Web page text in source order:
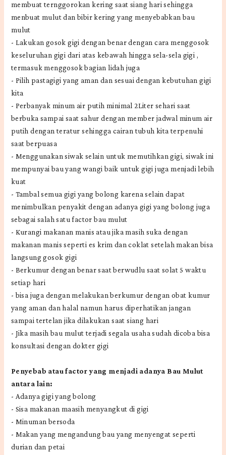
membuat ternggorokan kering saat siang hari sehingga
menbuat mulut dan bibir kering yang menyebabkan bau
mulut
- Lakukan gosok gigi dengan benar dengan cara menggosok
keseluruhan gigi dari atas kebawah hingga sela-sela gigi ,
termasuk menggosok bagian lidah juga
- Pilih pastagigi yang aman dan sesuai dengan kebutuhan gigi
kita
- Perbanyak minum air putih minimal 2Liter sehari saat
berbuka sampai saat sahur dengan member jadwal minum air
putih dengan teratur sehingga cairan tubuh kita terpenuhi
saat berpuasa
- Menggunakan siwak selain untuk memutihkan gigi, siwak ini
mempunyai bau yang wangi baik untuk gigi juga menjadi lebih
kuat
- Tambal semua gigi yang bolong karena selain dapat
menimbulkan penyakit dengan adanya gigi yang bolong juga
sebagai salah satu factor bau mulut
- Kurangi makanan manis atau jika masih suka dengan
makanan manis seperti es krim dan coklat setelah makan bisa
langsung gosok gigi
- Berkumur dengan benar saat berwudlu saat solat 5 waktu
setiap hari
- bisa juga dengan melakukan berkumur dengan obat kumur
yang aman dan halal namun harus diperhatikan jangan
sampai tertelan jika dilakukan saat siang hari
- Jika masih bau mulut terjadi segala usaha sudah dicoba bisa
konsultasi dengan dokter gigi
Penyebab atau factor yang menjadi adanya Bau Mulut
antara lain:
- Adanya gigi yang bolong
- Sisa makanan maasih menyangkut di gigi
- Minuman bersoda
- Makan yang mengandung bau yang menyengat seperti
durian dan petai